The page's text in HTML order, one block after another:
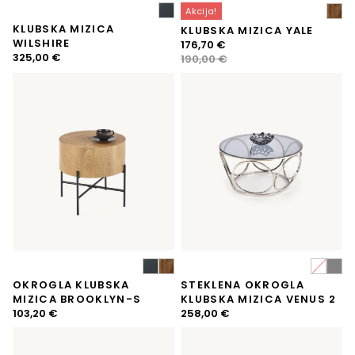
KLUBSKA MIZICA
WILSHIRE
325,00 €
Akcija!
KLUBSKA MIZICA YALE
190,00€
Izvirna
cena
176,70 €
Trenutna
cena
OKROGLA KLUBSKA
MIZICA BROOKLYN-S
103,20 €
STEKLENA OKROGLA
KLUBSKA MIZICA VENUS 2
258,00 €